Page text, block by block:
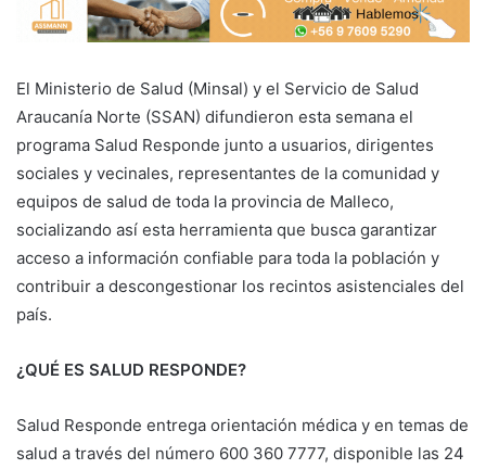
El Ministerio de Salud (Minsal) y el Servicio de Salud
Araucanía Norte (SSAN) difundieron esta semana el
programa Salud Responde junto a usuarios, dirigentes
sociales y vecinales, representantes de la comunidad y
equipos de salud de toda la provincia de Malleco,
socializando así esta herramienta que busca garantizar
acceso a información confiable para toda la población y
contribuir a descongestionar los recintos asistenciales del
país.
¿QUÉ ES SALUD RESPONDE?
Salud Responde entrega orientación médica y en temas de
salud a través del número 600 360 7777, disponible las 24